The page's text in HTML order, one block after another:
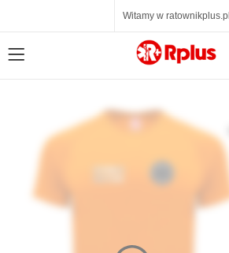
Witamy w ratownikplus.pl